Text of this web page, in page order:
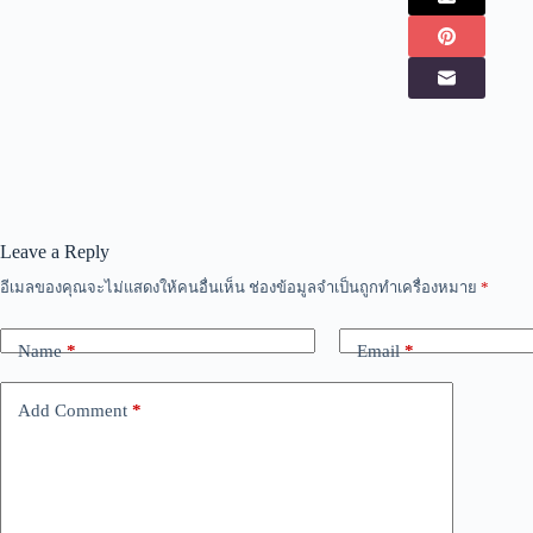
Leave a Reply
อีเมลของคุณจะไม่แสดงให้คนอื่นเห็น ช่องข้อมูลจำเป็นถูกทำเครื่องหมาย *
Name* Email*
Add Comment *